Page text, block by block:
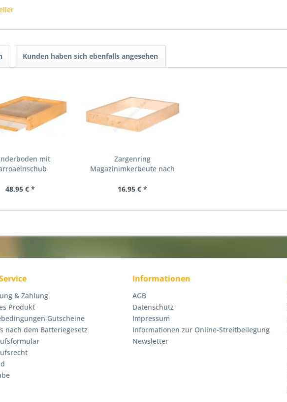
Kunden haben sich ebenfalls angesehen
mit
48,95 € *
Zargenring
Magazinimkerbeute nach
16,95 € *
& Zahlung
Produkt
Gutscheine
nach dem Batteriegesetz
Informationen
AGB
Datenschutz
Impressum
Informationen zur Online-Streitbeilegung
Newsletter